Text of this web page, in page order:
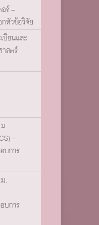
ร์ –
กหัวข้อวิจัย
บียนและ
สตร์
.
–
บการ
.
บการ